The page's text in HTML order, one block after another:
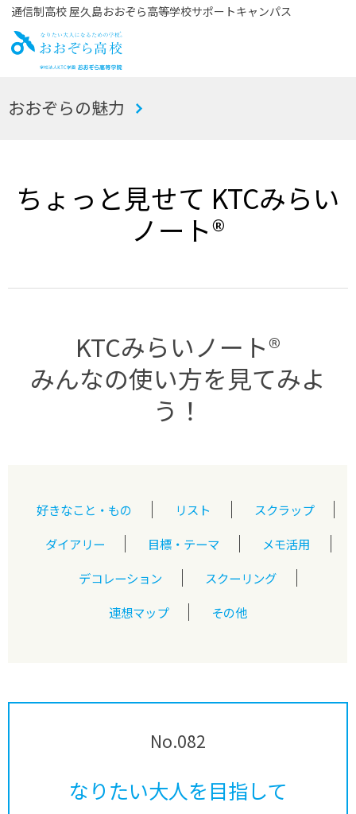
通信制高校 屋久島おおぞら高等学校サポートキャンパス
お
おおぞらの魅力
ちょっと見せて KTCみらい
ノート®
KTCみらいノート®
みんなの使い方を見てみよ
う！
好きなこと・もの リスト
スクラップ
ダイアリー
目標・テーマ
メモ活用
デコレーション
スクーリング
連想マップ
その他
No.082
なりたい大人を目指して